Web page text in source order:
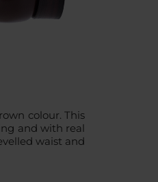
colour. This
and with real
waist and